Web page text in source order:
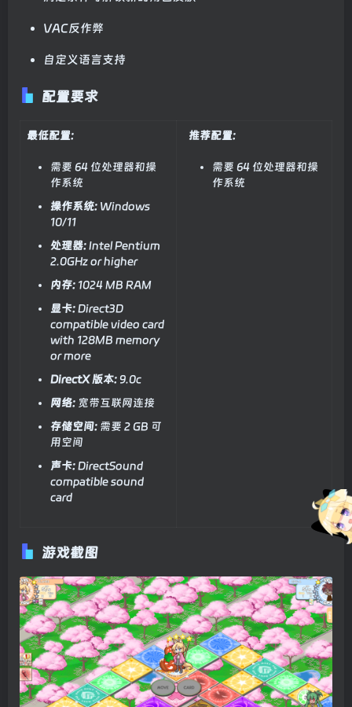
VAC反作弊
自定义语言支持
配置要求
最低配置:
需要 64 位处理器和操
作系统
操作系统: Windows
10/11
处理器:Intel Pentium
2.0GHz or higher
内存: 1024 MB RAM
显卡:Direct3D
compatible video card
with 128MB memory
or more
DirectX 版本: 9.0c
网络: 宽带互联网连接
存储空间: 需要 2 GB 可
用空间
声卡:DirectSound
compatible sound
card
推荐配置:
需要 64 位处理器和操
作系统
游戏截图